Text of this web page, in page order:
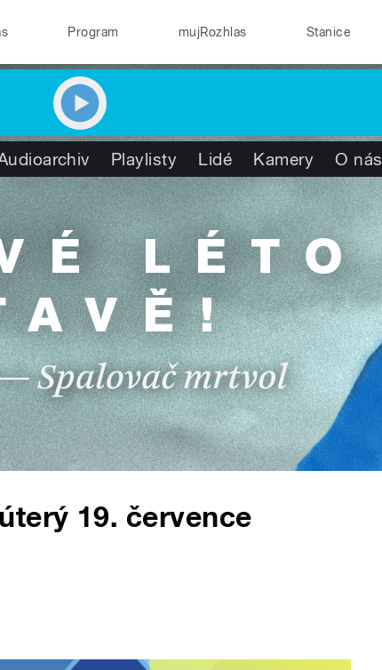
Program mujRozhlas Stanice
Playlisty Lidé Kamery O nás
19. července